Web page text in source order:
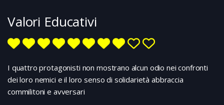
servizio di sicurezza ritiene le piante potenziale
tagliarli. Salma cerca appoggio dai palestinesi,
incomprensione di chi si preoccupa solo di non
venire a patti con il “nemico”. Solo l’avvocato
moglie del ministro, frustrata dalla sua vita
Valori Educativi
I quattro protagonisti non mostrano alcun odio nei confronti
dei loro nemici e il loro senso di solidarietà abbraccia
commilitoni e avversari